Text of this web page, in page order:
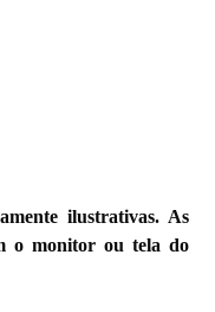
ilustrativas. As
o monitor ou tela do